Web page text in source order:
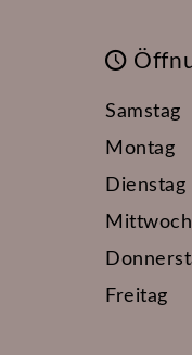
Samstag
Montag
Dienstag
Mittwoch
Freitag